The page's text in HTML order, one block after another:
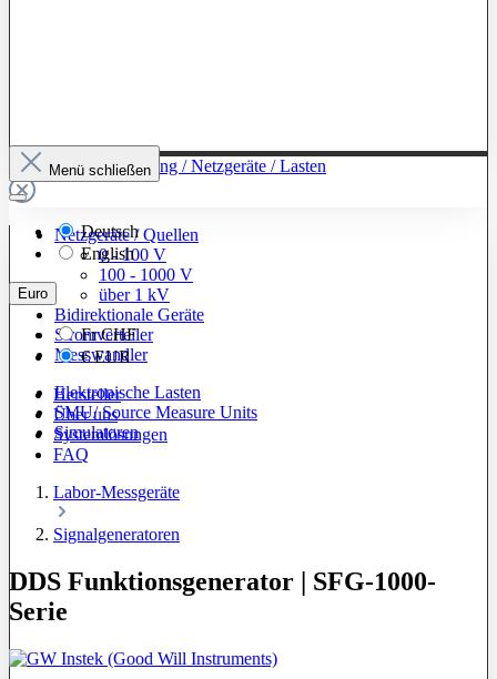
Zur Kategorie: Leistung / Netzgeräte / Lasten
Netzgeräte / Quellen
0 - 100 V
100 - 1000 V
über 1 kV
Bidirektionale Geräte
Stromverteiler
Messwandler
Elektronische Lasten
SMU/ Source Measure Units
Simulatoren
Menü schließen
Deutsch
English
Euro
FrCHF
€EUR
Hersteller
Über uns
Systemlösungen
FAQ
Labor-Messgeräte
Signalgeneratoren
DDS Funktionsgenerator | SFG-1000-
Serie